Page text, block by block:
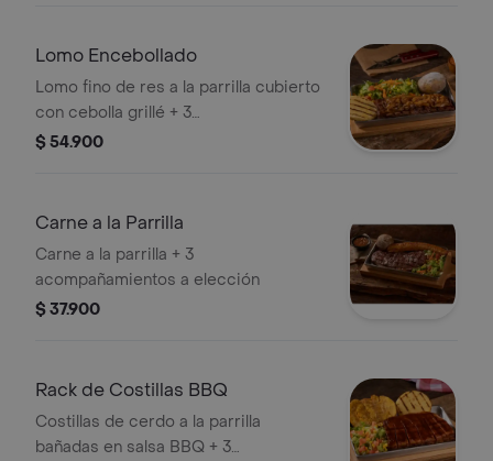
Lomo Encebollado
Lomo fino de res a la parrilla cubierto
con cebolla grillé + 3
acompañamientos a elección
$ 54.900
Carne a la Parrilla
Carne a la parrilla + 3
acompañamientos a elección
$ 37.900
Rack de Costillas BBQ
Costillas de cerdo a la parrilla
bañadas en salsa BBQ + 3